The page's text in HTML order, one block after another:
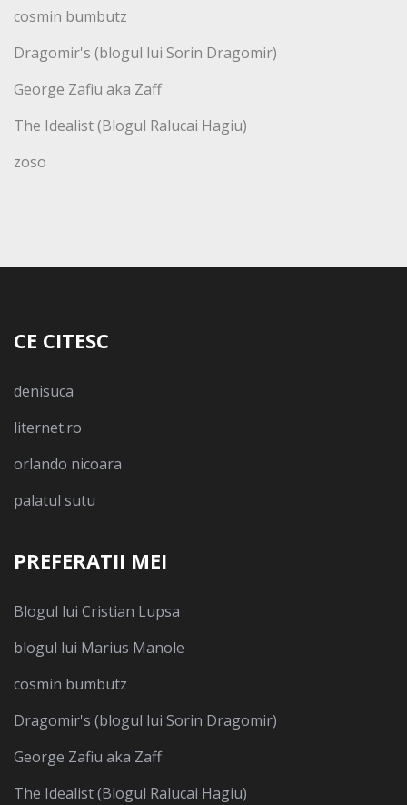
cosmin bumbutz
Dragomir's (blogul lui Sorin Dragomir)
George Zafiu aka Zaff
The Idealist (Blogul Ralucai Hagiu)
zoso
CE CITESC
denisuca
liternet.ro
orlando nicoara
palatul sutu
PREFERATII MEI
Blogul lui Cristian Lupsa
blogul lui Marius Manole
cosmin bumbutz
Dragomir's (blogul lui Sorin Dragomir)
George Zafiu aka Zaff
The Idealist (Blogul Ralucai Hagiu)